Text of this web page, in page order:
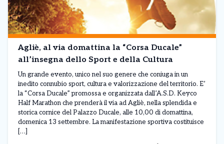
Agliè, al via domattina la “Corsa Ducale”
all’insegna dello Sport e della Cultura
Un grande evento, unico nel suo genere che coniuga in un
inedito connubio sport, cultura e valorizzazione del territorio. E’
la “Corsa Ducale” promossa e organizzata dall’A.S.D. Keyco
Half Marathon che prenderà il via ad Agliè, nella splendida e
storica cornice del Palazzo Ducale, alle 10,00 di domattina,
domenica 13 settembre. La manifestazione sportiva costituisce
[…]